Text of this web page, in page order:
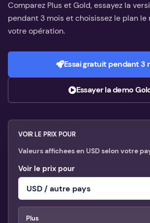
Comparez Plus et Gold, essayez la
pendant 3 mois et choisissez le plan le
votre opération.
Essai gratuit pendant 3
Essayer la demo
VOIR LE PRIX POUR
Valeurs affichees en USD selon votre
Voir le prix pour
Plus